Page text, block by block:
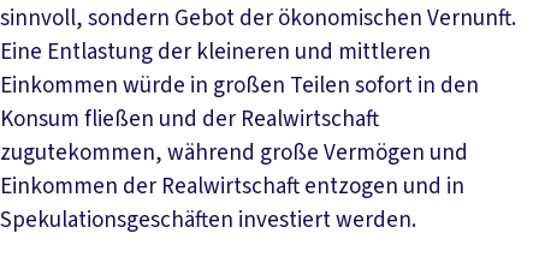
sinnvoll, sondern Gebot der ökonomischen Vernunft.
Eine Entlastung der kleineren und mittleren
Einkommen würde in großen Teilen sofort in den
Konsum fließen und der Realwirtschaft
zugutekommen, während große Vermögen und
Einkommen der Realwirtschaft entzogen und in
Spekulationsgeschäften investiert werden.